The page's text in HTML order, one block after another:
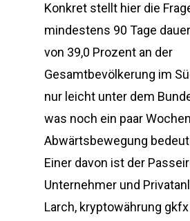
Konkret stellt hier die
mindestens 90 Tage
von 39,0 Prozent an der
Gesamtbevölkerung im
nur leicht unter dem
was noch ein paar Wochen
Abwärtsbewegung
Einer davon ist der
Unternehmer und
Larch, kryptowährung